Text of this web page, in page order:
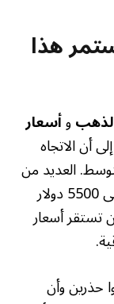
هذا
وأسعار
أن الاتجاه
العديد من
المحللين يتوقعون أن يصل سعر الذهب إلى 5500 دولار
تستقر أسعار
حذرين وأن